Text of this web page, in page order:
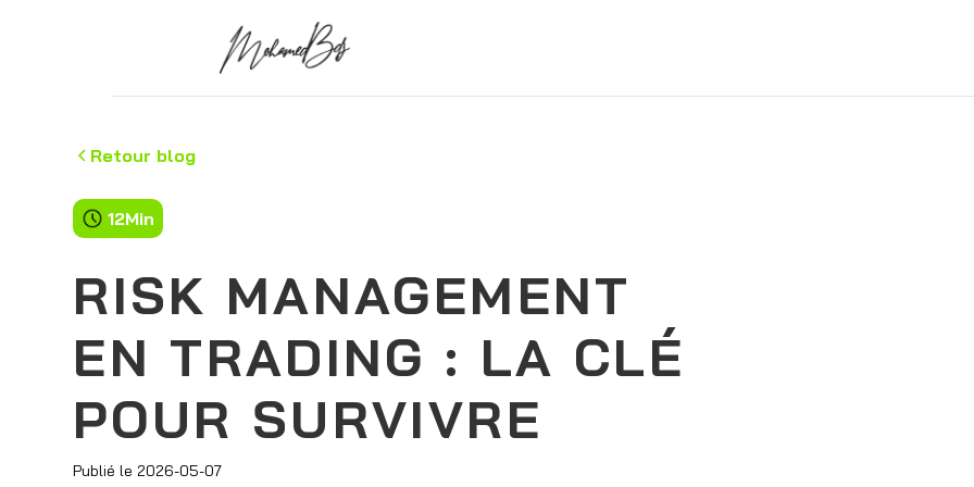
Retour blog
12Min
RISK MANAGEMENT
EN TRADING : LA CLÉ
POUR SURVIVRE
Publié le 2026-05-07